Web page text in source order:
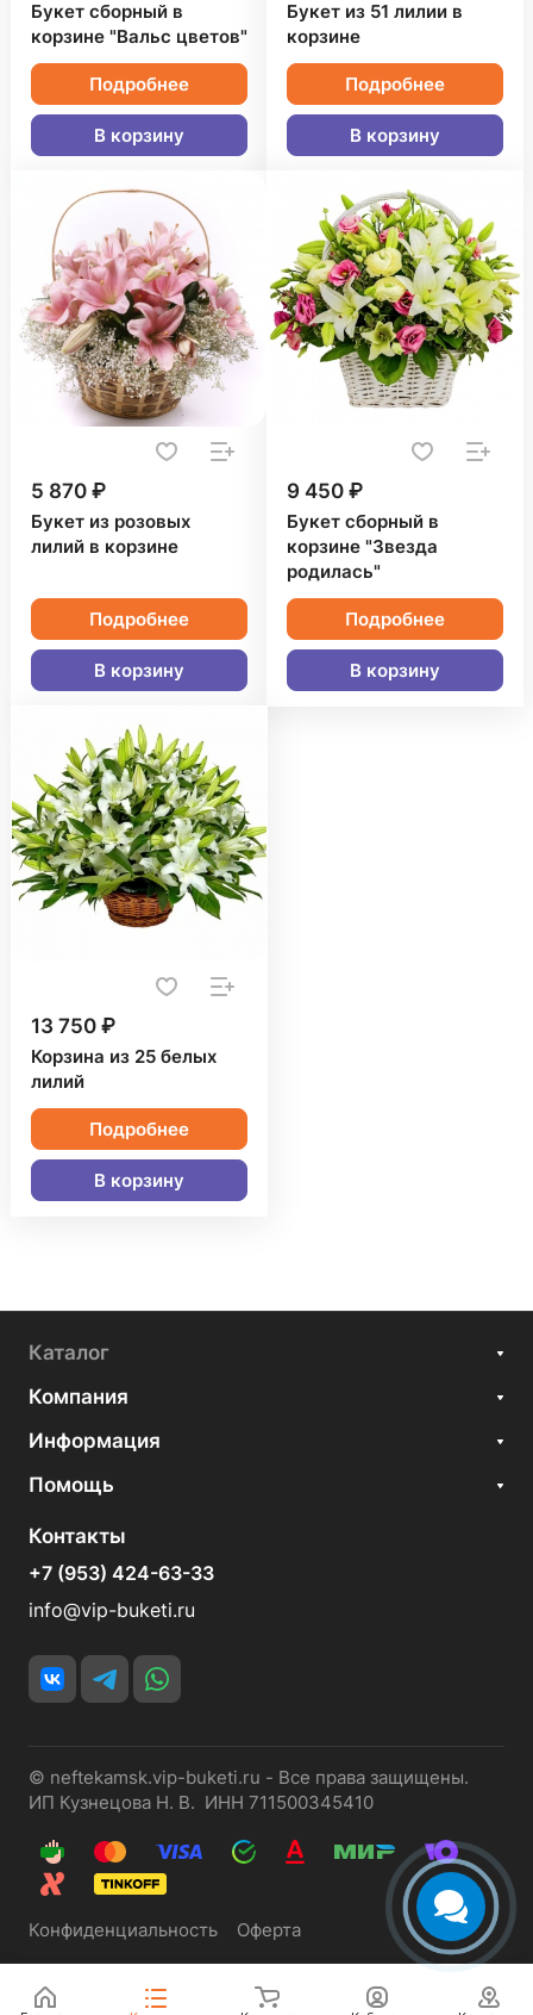
Букет сборный в
корзине "Вальс цветов"
Подробнее
В корзину
Букет из 51 лилии в
корзине
Подробнее
В корзину
5 870 ₽
Букет из розовых
лилий в корзине
Подробнее
В корзину
9 450 ₽
Букет сборный в
корзине "Звезда
родилась"
Подробнее
В корзину
13 750 ₽
Корзина из 25 белых
лилий
Подробнее
В корзину
Каталог
Компания
Информация
Помощь
Контакты
+7 (953) 424-63-33
info@vip-buketi.ru
© neftekamsk.vip-buketi.ru - Все права защищены.
ИП Кузнецова Н. В. ИНН 711500345410
Конфиденциальность Оферта